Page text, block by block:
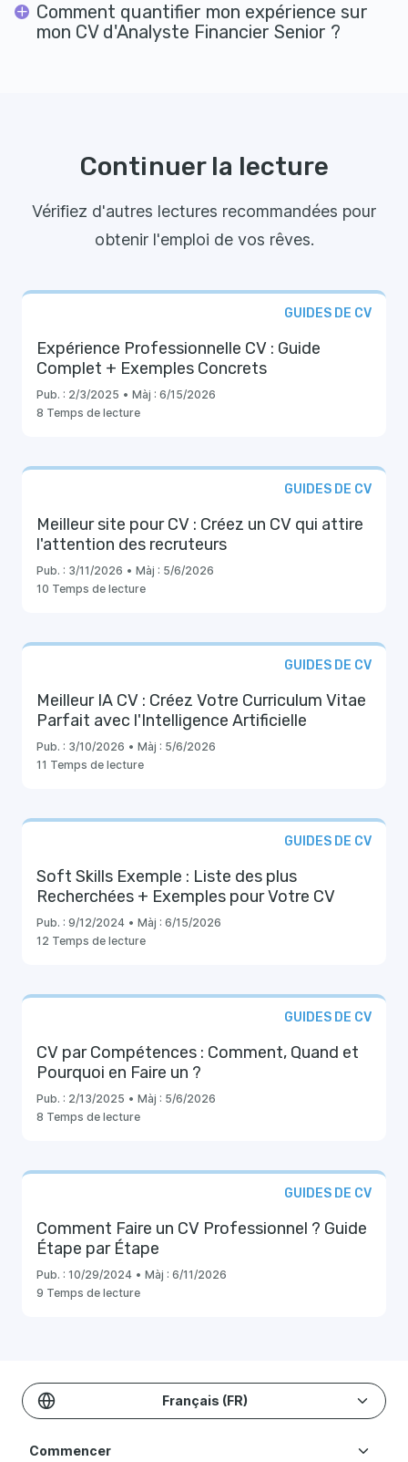
Comment quantifier mon expérience sur
mon CV d'Analyste Financier Senior ?
Continuer la lecture
Vérifiez d'autres lectures recommandées pour
obtenir l'emploi de vos rêves.
GUIDES DE CV
Expérience Professionnelle CV : Guide
Complet + Exemples Concrets
Pub. : 2/3/2025 • Màj : 6/15/2026
8 Temps de lecture
GUIDES DE CV
Meilleur site pour CV : Créez un CV qui attire
l'attention des recruteurs
Pub. : 3/11/2026 • Màj : 5/6/2026
10 Temps de lecture
GUIDES DE CV
Meilleur IA CV : Créez Votre Curriculum Vitae
Parfait avec l'Intelligence Artificielle
Pub. : 3/10/2026 • Màj : 5/6/2026
11 Temps de lecture
GUIDES DE CV
Soft Skills Exemple : Liste des plus
Recherchées + Exemples pour Votre CV
Pub. : 9/12/2024 • Màj : 6/15/2026
12 Temps de lecture
GUIDES DE CV
CV par Compétences : Comment, Quand et
Pourquoi en Faire un ?
Pub. : 2/13/2025 • Màj : 5/6/2026
8 Temps de lecture
GUIDES DE CV
Comment Faire un CV Professionnel ? Guide
Étape par Étape
Pub. : 10/29/2024 • Màj : 6/11/2026
9 Temps de lecture
Français (FR)
Commencer